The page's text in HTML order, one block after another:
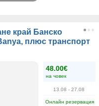
край Банско
плюс транспорт
48.00€
на човек
13.08 - 27.08
Онлайн резервация